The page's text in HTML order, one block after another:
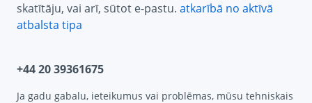
skatītāju, vai arī, sūtot e-pastu. atkarībā no aktīvā
atbalsta tipa
+44 20 39361675
Ja gadu gabalu, ieteikumus vai problēmas, mūsu tehniskais